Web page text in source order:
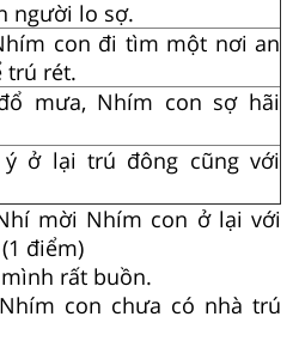
người lo sợ.
con đi tìm một nơi an
trú rét.
mưa, Nhím con sợ hãi
ở lại trú đông cũng với
mời Nhím con ở lại với
điểm)
rất buồn.
con chưa có nhà trú